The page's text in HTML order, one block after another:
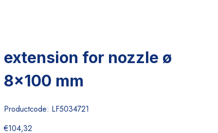
extension for nozzle ø
8x100 mm
Productcode: LF5034721
€104,32